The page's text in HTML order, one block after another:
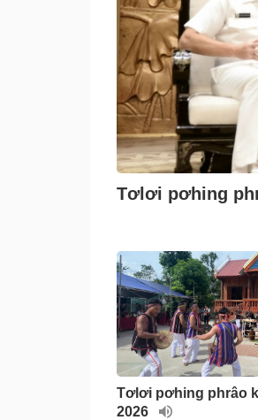
Tơlơi pơhing
Tơlơi pơhing phrâo
2026